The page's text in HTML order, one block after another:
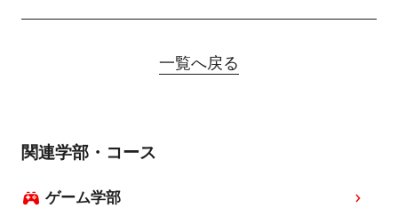
一覧へ戻る
関連学部・コース
ゲーム学部